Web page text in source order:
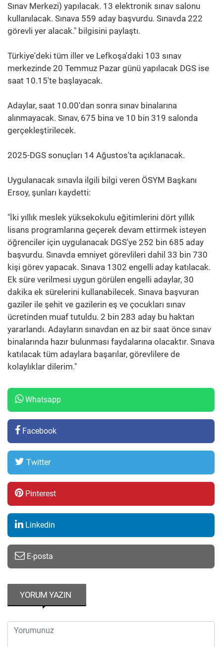
Sınav Merkezi) yapılacak. 13 elektronik sınav salonu
kullanılacak. Sınava 559 aday başvurdu. Sınavda 222
görevli yer alacak." bilgisini paylaştı.
Türkiye'deki tüm iller ve Lefkoşa'daki 103 sınav
merkezinde 20 Temmuz Pazar günü yapılacak DGS ise
saat 10.15'te başlayacak.
Adaylar, saat 10.00'dan sonra sınav binalarına
alınmayacak. Sınav, 675 bina ve 10 bin 319 salonda
gerçekleştirilecek.
2025-DGS sonuçları 14 Ağustos'ta açıklanacak.
Uygulanacak sınavla ilgili bilgi veren ÖSYM Başkanı
Ersoy, şunları kaydetti:
"İki yıllık meslek yüksekokulu eğitimlerini dört yıllık
lisans programlarına geçerek devam ettirmek isteyen
öğrenciler için uygulanacak DGS'ye 252 bin 685 aday
başvurdu. Sınavda emniyet görevlileri dahil 33 bin 730
kişi görev yapacak. Sınava 1302 engelli aday katılacak.
Ek süre verilmesi uygun görülen engelli adaylar, 30
dakika ek sürelerini kullanabilecek. Sınava başvuran
gaziler ile şehit ve gazilerin eş ve çocukları sınav
ücretinden muaf tutuldu. 2 bin 283 aday bu haktan
yararlandı. Adayların sınavdan en az bir saat önce sınav
binalarında hazır bulunması faydalarına olacaktır. Sınava
katılacak tüm adaylara başarılar, görevlilere de
kolaylıklar dilerim."
Whatsapp
Facebook
Twitter
Pinterest
Linkedin
E-posta
YORUM YAZIN